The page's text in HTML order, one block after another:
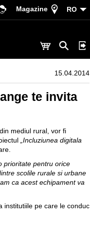
Magazine RO
15.04.2014
te invita
mediul rural, vor fi
„Incluziunea digitala
prioritate pentru orice
scolile rurale si urbane
ca acest echipament va
institutiile pe care le conduc